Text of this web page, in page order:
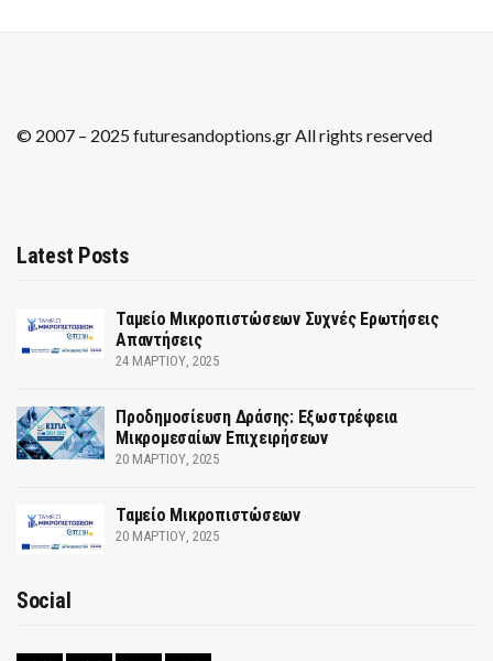
© 2007 – 2025 futuresandoptions.gr All rights reserved
Latest Posts
Ταμείο Μικροπιστώσεων Συχνές Ερωτήσεις
Απαντήσεις
24 ΜΑΡΤΊΟΥ, 2025
Προδημοσίευση Δράσης: Εξωστρέφεια
Μικρομεσαίων Επιχειρήσεων
20 ΜΑΡΤΊΟΥ, 2025
Ταμείο Μικροπιστώσεων
20 ΜΑΡΤΊΟΥ, 2025
Social